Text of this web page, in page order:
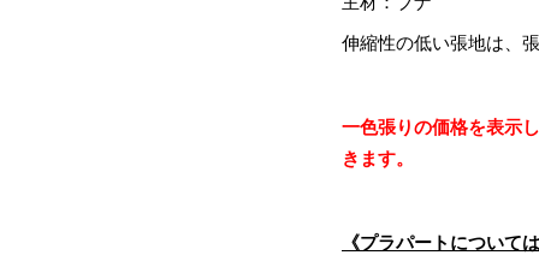
伸縮性の低い張地は、
一色張りの価格を表示
きます。
《プラパートについて